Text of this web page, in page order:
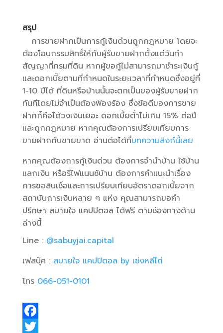
สรุป
การขายฝากเป็นการกู้เงินด่วนถูกกฎหมาย โดยจะ
ต้องโอนกรรมสิทธิ์ให้กับผู้รับขายฝากตั้งแต่วันทำ
สัญญาที่กรมที่ดิน หากผู้ขอกู้ไม่สามารถมาชำระเงินกู้
และดอกเบี้ยตามที่กำหนดในระยะเวลาที่กำหนดซึ่งอยู่ที่
1-10 ปีได้ ที่ดินหรือบ้านนั้นจะตกเป็นของผู้รับขายฝาก
ทันทีโดยไม่จำเป็นต้องฟ้องร้อง ซึ่งข้อดีของการขาย
ฝากก็คือได้วงเงินเยอะ ดอกเบี้ยต่ำไม่เกิน 15% ต่อปี
และถูกกฎหมาย หากคุณต้องการเปรียบเทียบการ
ขายฝากกับขายขาด อ่านต่อได้ที่บทความลิงก์นี้เลย
หากคุณต้องการกู้เงินด่วน ต้องการจำนำบ้าน ใช้บ้าน
แลกเงิน หรือรีไฟแนนซ์บ้าน ต้องการคำแนะนำเรื่อง
การขอสินเชื่อและการเปรียบเทียบอัตราดอกเบี้ยจาก
สถาบันการเงินหลาย ๆ แห่ง คุณสามารถขอคำ
ปรึกษา สบายใจ แคปปิตอล ได้ฟรี ตามช่องทางด้าน
ล่างนี้
Line : @sabuyjai.capital
เฟสบุ๊ค : สบายใจ แคปปิตอล by เซ่งหลีไถ่
โทร 066-051-0101
F